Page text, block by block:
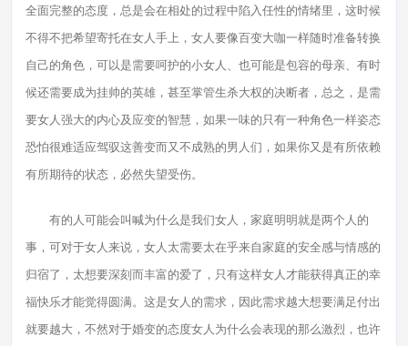
全面完整的态度，总是会在相处的过程中陷入任性的情绪里，这时候
不得不把希望寄托在女人手上，女人要像百变大咖一样随时准备转换
自己的角色，可以是需要呵护的小女人、也可能是包容的母亲、有时
候还需要成为挂帅的英雄，甚至掌管生杀大权的决断者，总之，是需
要女人强大的内心及应变的智慧，如果一味的只有一种角色一样姿态
恐怕很难适应驾驭这善变而又不成熟的男人们，如果你又是有所依赖
有所期待的状态，必然失望受伤。
有的人可能会叫喊为什么是我们女人，家庭明明就是两个人的
事，可对于女人来说，女人太需要太在乎来自家庭的安全感与情感的
归宿了，太想要深刻而丰富的爱了，只有这样女人才能获得真正的幸
福快乐才能觉得圆满。这是女人的需求，因此需求越大想要满足付出
就要越大，不然对于婚变的态度女人为什么会表现的那么激烈，也许